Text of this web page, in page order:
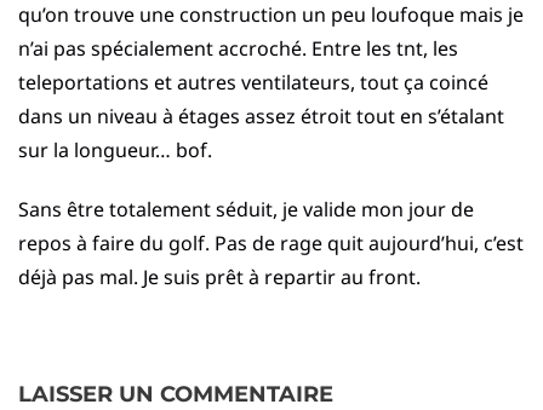
qu’on trouve une construction un peu loufoque mais je
n’ai pas spécialement accroché. Entre les tnt, les
teleportations et autres ventilateurs, tout ça coincé
dans un niveau à étages assez étroit tout en s’étalant
sur la longueur… bof.
Sans être totalement séduit, je valide mon jour de
repos à faire du golf. Pas de rage quit aujourd’hui, c’est
déjà pas mal. Je suis prêt à repartir au front.
LAISSER UN COMMENTAIRE